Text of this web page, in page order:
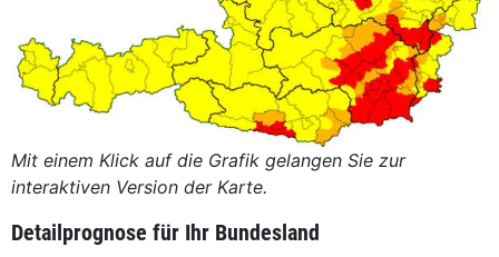
Mit einem Klick auf die Grafik gelangen Sie zur
interaktiven Version der Karte.
Detailprognose für Ihr Bundesland